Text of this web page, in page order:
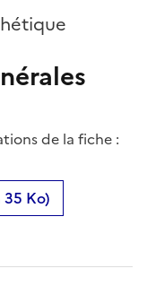
de la fiche :
35 Ko)